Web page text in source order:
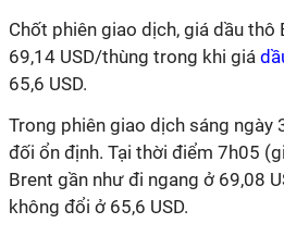
Chốt phiên giao dịch, giá dầu thô
69,14 USD/thùng trong khi giá
65,6 USD.
Trong phiên giao dịch sáng
đối ổn định. Tại thời điểm 7h05
Brent gần như đi ngang ở 69,08
không đổi ở 65,6 USD.